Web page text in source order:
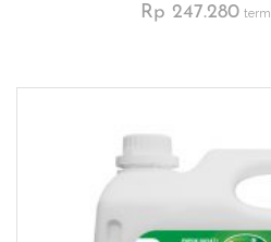
Rp 247.280